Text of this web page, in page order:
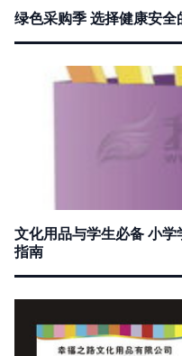
绿色采购季 选择健康安
文化用品与学生必备 小
指南